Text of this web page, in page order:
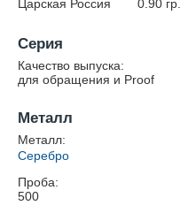
Царская Россия
0.90гр.
Серия
Качество выпуска:
для обращения и Proof
Металл
Металл:
Серебро
Проба:
500